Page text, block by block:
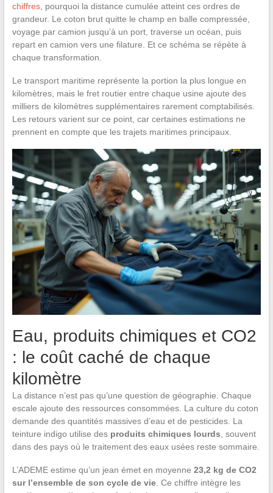
chiffres, pourquoi la distance cumulée atteint ces ordres de
grandeur. Le coton brut quitte le champ en balle compressée,
voyage par camion jusqu’à un port, traverse un océan, puis
repart en camion vers une filature. Et ce schéma se répète à
chaque transformation.
Le transport maritime représente la portion la plus longue en
kilomètres, mais le fret routier entre chaque usine ajoute des
milliers de kilomètres supplémentaires rarement comptabilisés.
Les retours varient sur ce point, car certaines estimations ne
prennent en compte que les trajets maritimes principaux.
Eau, produits chimiques et CO2
: le coût caché de chaque
kilomètre
La distance n’est pas qu’une question de géographie. Chaque
escale ajoute des ressources consommées. La culture du coton
demande des quantités massives d’eau et de pesticides. La
teinture indigo utilise des produits chimiques lourds , souvent
dans des pays où le traitement des eaux usées reste sommaire.
L’ADEME estime qu’un jean émet en moyenne 23,2 kg de CO2
sur l’ensemble de son cycle de vie. Ce chiffre intègre les